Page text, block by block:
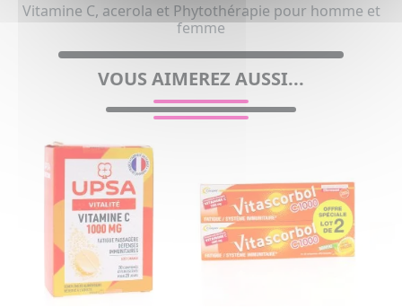
Vitamine C, acerola et Phytothérapie pour homme et
femme
VOUS AIMEREZ AUSSI...